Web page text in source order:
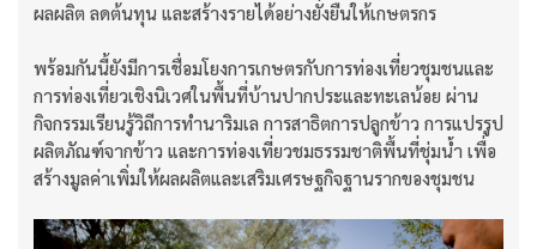
ผลผลิต ลดต้นทุน และสร้างรายได้อย่างยั่งยืนให้เกษตรกร
พร้อมกันนี้ยังมีการเชื่อมโยงการเกษตรกับการท่องเที่ยวชุมชนและ
การท่องเที่ยวเชิงนิเวศในพื้นที่บ้านปากประและทะเลน้อย ผ่าน
กิจกรรมเรียนรู้วิถีการทำนาริมเล การสาธิตการปลูกข้าว การแปรรูป
ผลิตภัณฑ์จากข้าว และการท่องเที่ยวชมธรรมชาติพื้นที่ชุ่มน้ำ เพื่อ
สร้างมูลค่าเพิ่มให้ผลผลิตและเสริมเศรษฐกิจฐานรากของชุมชน